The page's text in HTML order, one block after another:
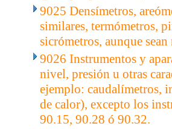
9025 Densímetros,
similares, termómetros,
sicrómetros, aunque
9026 Instrumentos y
nivel, presión u otras
ejemplo: caudalímetros,
de calor), excepto los
90.15, 90.28 ó 90.32.